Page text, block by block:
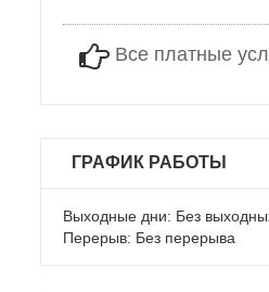
Все платные
ГРАФИК РАБОТЫ
Выходные дни: Без
Перерыв: Без перерыва